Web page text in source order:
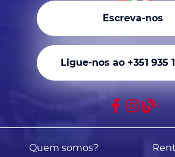
Escreva-nos
Ligue-nos ao +351 935
Quem somos?